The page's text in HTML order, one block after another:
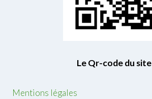
Le Qr-code du site
Mentions légales